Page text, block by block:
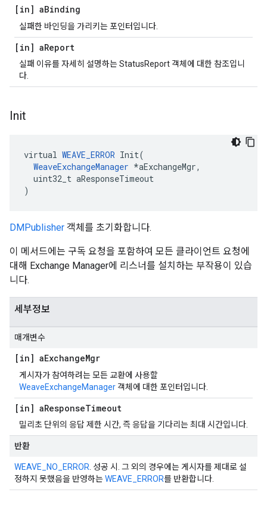
[in] aBinding
실패한 바인딩을 가리키는 포인터입니다.
[in] aReport
실패 이유를 자세히 설명하는 StatusReport 객체에 대한 참조입니
다.
Init
virtual WEAVE_ERROR Init(
WeaveExchangeManager *aExchangeMgr,
  uint32_t aResponseTimeout
)
DMPublisher 객체를 초기화합니다.
이 메서드에는 구독 요청을 포함하여 모든 클라이언트 요청에
대해 Exchange Manager에 리스너를 설치하는 부작용이 있습
니다.
세부정보
매개변수
[in] aExchangeMgr
게시자가 참여하려는 모든 교환에 사용할
WeaveExchangeManager 객체에 대한 포인터입니다.
[in] aResponseTimeout
밀리초 단위의 응답 제한 시간, 즉 응답을 기다리는 최대 시간입니다.
반환
WEAVE_NO_ERROR . 성공 시. 그 외의 경우에는 게시자를 제대로 설
정하지 못했음을 반영하는WEAVE_ERROR를 반환합니다.